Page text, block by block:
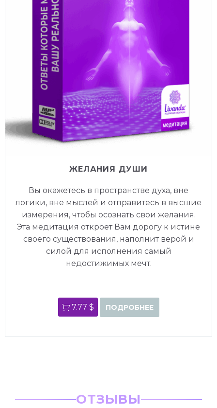
ЖЕЛАНИЯ ДУШИ
Вы окажетесь в пространстве духа, вне
логики, вне мыслей и отправитесь в высшие
измерения, чтобы осознать свои желания.
Эта медитация откроет Вам дорогу к истине
своего существования, наполнит верой и
силой для исполнения самый
недостижимых мечт.
7.77 $ ПОДРОБНЕЕ
ОТЗЫВЫ